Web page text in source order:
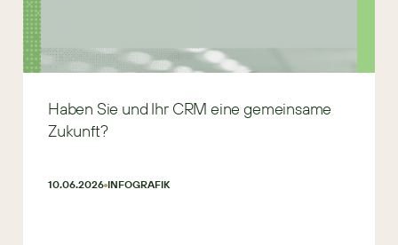
Haben Sie und Ihr CRM eine gemeinsame
Zukunft?
10.06.2026 INFOGRAFIK